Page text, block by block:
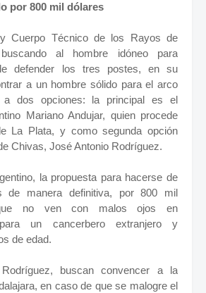
por 800 mil dólares
Cuerpo Técnico de los Rayos de
al hombre idóneo para
defender los tres postes, en su
a un hombre sólido para el arco
a dos opciones: la principal es el
Mariano Andujar, quien procede
La Plata, y como segunda opción
Chivas, José Antonio Rodríguez.
la propuesta para hacerse de
de manera definitiva, por 800 mil
no ven con malos ojos en
para un cancerbero extranjero y
de edad.
buscan convencer a la
en caso de que se malogre el